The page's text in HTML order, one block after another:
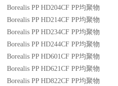
Borealis PP HD204CF PP均聚物
Borealis PP HD214CF PP均聚物
Borealis PP HD234CF PP均聚物
Borealis PP HD244CF PP均聚物
Borealis PP HD601CF PP均聚物
Borealis PP HD621CF PP均聚物
Borealis PP HD822CF PP均聚物